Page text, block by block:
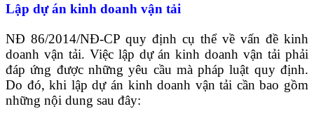
Lập dự án kinh doanh vận tải
NĐ 86/2014/NĐ-CP quy định cụ thể về vấn đề kinh
doanh vận tải. Việc lập dự án kinh doanh vận tải phải
đáp ứng được những yêu cầu mà pháp luật quy định.
Do đó, khi lập dự án kinh doanh vận tải cần bao gồm
những nội dung sau đây: